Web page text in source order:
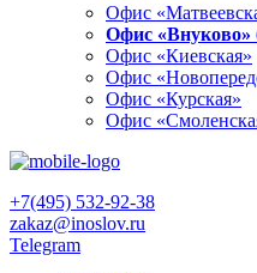
Офис
Офис «Внуково»
Офис «Киевская»
Офис
Офис «Курская»
Офис
+7(495) 532-92-38
zakaz@inoslov.ru
Telegram